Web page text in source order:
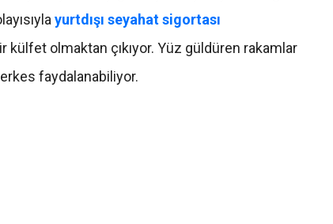
yurtdışı seyahat sigortası
külfet olmaktan çıkıyor. Yüz güldüren rakamlar
faydalanabiliyor.